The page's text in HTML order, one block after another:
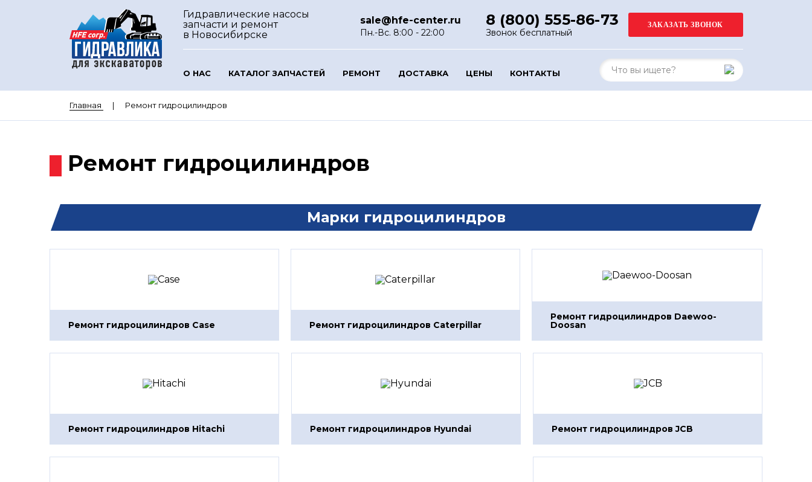
Гидравлические насосы
запчасти и ремонт
в Новосибирске
sale@hfe-center.ru
Пн.-Вс. 8:00 - 22:00
8 (800) 555-86-73
Звонок бесплатный
О НАС КАТАЛОГ ЗАПЧАСТЕЙ РЕМОНТ ДОСТАВКА ЦЕНЫ КОНТАКТЫ
Главная Ремонт гидроцилиндров
Ремонт гидроцилиндров
Марки гидроцилиндров
Ремонт гидроцилиндров Case Ремонт гидроцилиндров Caterpillar
Ремонт гидроцилиндров Daewoo-
Doosan
Ремонт гидроцилиндров Hitachi Ремонт гидроцилиндров Hyundai Ремонт гидроцилиндров JCB